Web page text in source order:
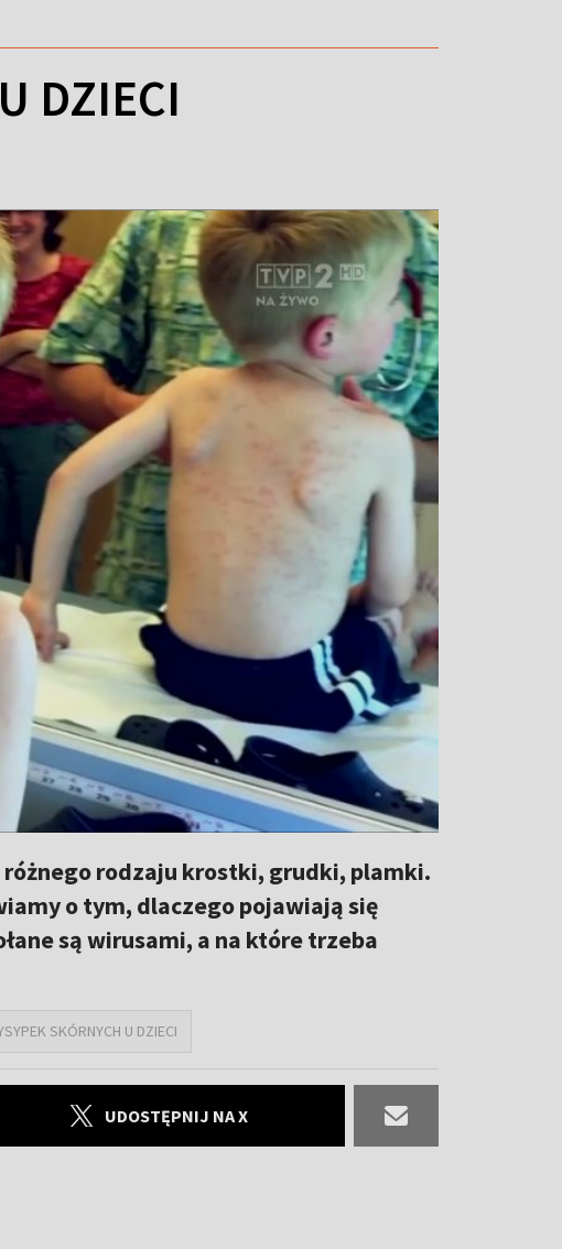
DZIECI
rodzaju krostki, grudki, plamki.
o tym, dlaczego pojawiają się
są wirusami, a na które trzeba
SKÓRNYCH U DZIECI
UDOSTĘPNIJ NA X